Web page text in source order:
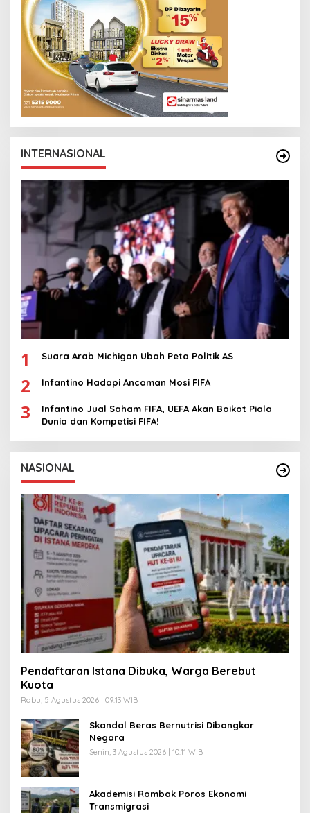
INTERNASIONAL
1 Suara Arab Michigan Ubah Peta Politik AS
2 Infantino Hadapi Ancaman Mosi FIFA
3
Infantino Jual Saham FIFA, UEFA Akan Boikot Piala
Dunia dan Kompetisi FIFA!
NASIONAL
Pendaftaran Istana Dibuka, Warga Berebut
Kuota
Rabu, 5 Agustus 2026 | 09:13 WIB
Skandal Beras Bernutrisi Dibongkar
Negara
Senin, 3 Agustus 2026 | 10:11 WIB
Akademisi Rombak Poros Ekonomi
Transmigrasi